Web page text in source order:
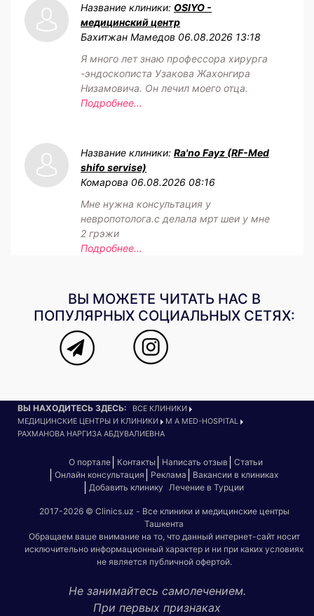
Название клиники: OSIYO -
медицинский центр
Бахитжан Мамедов 06.08.2026 13:18
Я много лет знаю профессора хирурга
-эндоскописта Узакова Жахонгира
Низамовича. Он лечил моего отца.
Подробнее...
Название клиники: Ra'no Fayz (RF-Med
shifo servise)
Комарова 06.08.2026 08:16
Мне нужна консультация у
невропотолога.с делала мрт шеи у мне
2 грэжи
Подробнее...
ВЫ МОЖЕТЕ ЧИТАТЬ НАС В
ПОПУЛЯРНЫХ СОЦИАЛЬНЫХ СЕТЯХ:
ВЫ НАХОДИТЕСЬ ЗДЕСЬ:
ВСЕ КЛИНИКИ
МЕДИЦИНСКИЕ ЦЕНТРЫ И КЛИНИКИ
M A MED-HOSPITAL
РАХМАНОВА НАРГИЗА АБДУВАЛИЕВНА
О портале Контакты Написать отзыв
Статьи
Онлайн консультация
Реклама
Вакансии в клиниках
Добавить клинику
Лечение в Турции
2017-2026 © Clinics.uz - Все клиники и медицинские центры
Ташкента
Обращаем ваше внимание на то, что данный интернет-сайт носит
исключительно информационный характер и ни при каких условиях
не является публичной офертой.
Не занимайтесь самолечением.
При первых признаках